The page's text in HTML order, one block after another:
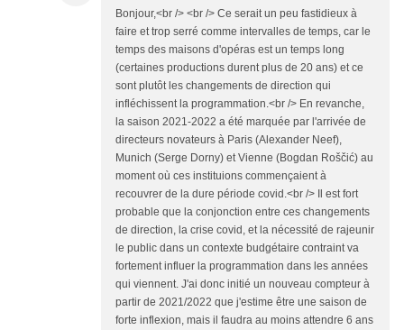
Bonjour,<br /> <br /> Ce serait un peu fastidieux à
faire et trop serré comme intervalles de temps, car le
temps des maisons d'opéras est un temps long
(certaines productions durent plus de 20 ans) et ce
sont plutôt les changements de direction qui
infléchissent la programmation.<br /> En revanche,
la saison 2021-2022 a été marquée par l'arrivée de
directeurs novateurs à Paris (Alexander Neef),
Munich (Serge Dorny) et Vienne (Bogdan Roščić) au
moment où ces instituions commençaient à
recouvrer de la dure période covid.<br /> Il est fort
probable que la conjonction entre ces changements
de direction, la crise covid, et la nécessité de rajeunir
le public dans un contexte budgétaire contraint va
fortement influer la programmation dans les années
qui viennent. J'ai donc initié un nouveau compteur à
partir de 2021/2022 que j'estime être une saison de
forte inflexion, mais il faudra au moins attendre 6 ans